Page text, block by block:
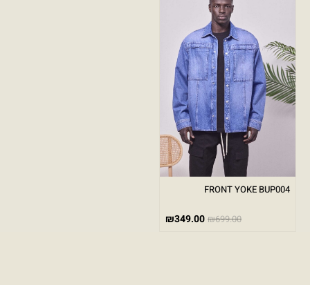
FRONT YOKE BUP004
₪699.00
₪349.00